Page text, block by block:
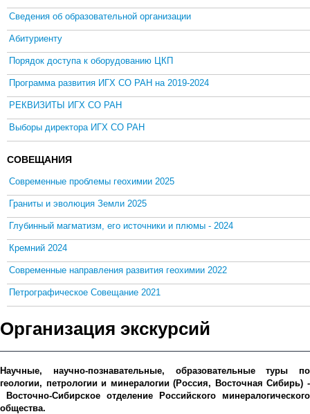
Сведения об образовательной организации
Абитуриенту
Порядок доступа к оборудованию ЦКП
Программа развития ИГХ СО РАН на 2019-2024
РЕКВИЗИТЫ ИГХ СО РАН
Выборы директора ИГХ СО РАН
СОВЕЩАНИЯ
Современные проблемы геохимии 2025
Граниты и эволюция Земли 2025
Глубинный магматизм, его источники и плюмы - 2024
Кремний 2024
Современные направления развития геохимии 2022
Петрографическое Совещание 2021
Организация экскурсий
Научные, научно-познавательные, образовательные туры по
геологии, петрологии и минералогии (Россия, Восточная Сибирь) -
Восточно-Сибирское отделение Российского минералогического
общества.